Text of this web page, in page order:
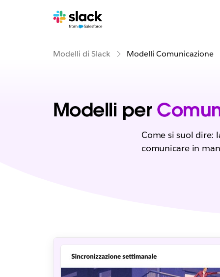
Modelli di Slack Modelli Comunicazione
Modelli per
Come si suol dire:
comunicare in